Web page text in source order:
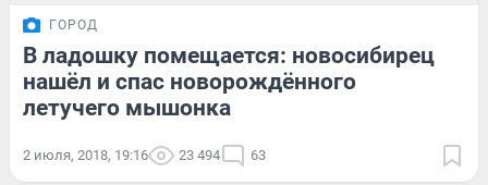
ГОРОД
В ладошку помещается: новосибирец
нашёл и спас новорождённого
летучего мышонка
2 июля, 2018, 19:16 23 494 63